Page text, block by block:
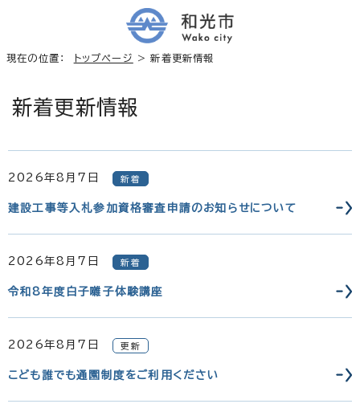
現在の位置： トップページ > 新着更新情報
新着更新情報
2026年8月7日 新着
建設工事等入札参加資格審査申請のお知らせについて
2026年8月7日 新着
令和8年度白子囃子体験講座
2026年8月7日 更新
こども誰でも通園制度をご利用ください